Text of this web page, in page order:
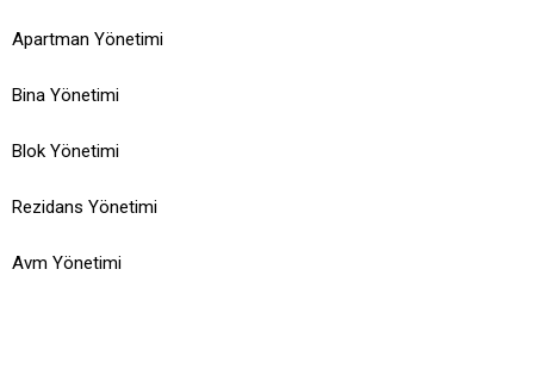
Apartman Yönetimi
Bina Yönetimi
Blok Yönetimi
Rezidans Yönetimi
Avm Yönetimi